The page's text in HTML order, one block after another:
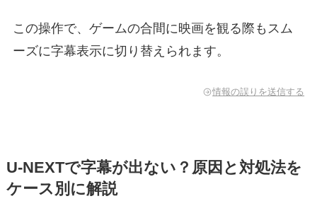
この操作で、ゲームの合間に映画を観る際もスム
ーズに字幕表示に切り替えられます。
情報の誤りを送信する
U-NEXTで字幕が出ない？原因と対処法を
ケース別に解説